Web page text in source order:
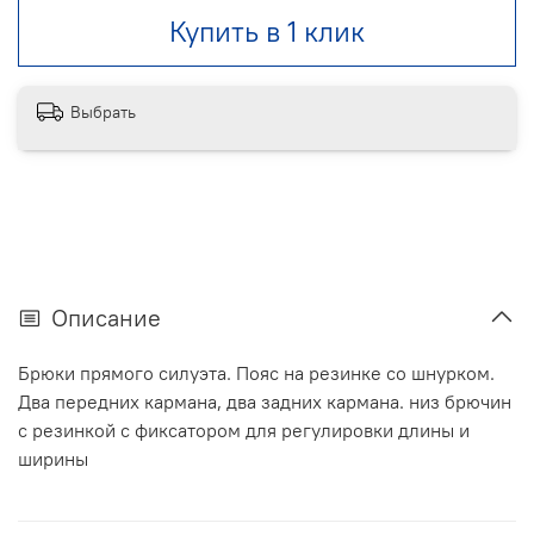
Купить в 1 клик
Выбрать
Описание
Брюки прямого силуэта. Пояс на резинке со шнурком.
Два передних кармана, два задних кармана. низ брючин
с резинкой с фиксатором для регулировки длины и
ширины